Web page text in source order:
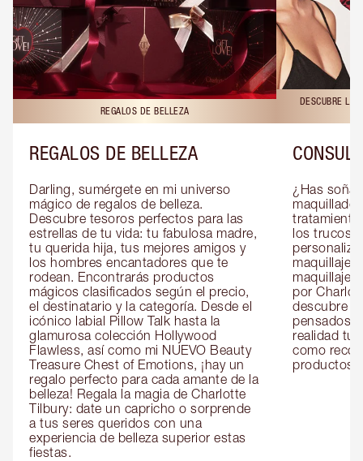
REGALOS DE BELLEZA
REGALOS DE BELLEZA
Darling, sumérgete en mi universo
mágico de regalos de belleza.
Descubre tesoros perfectos para las
estrellas de tu vida: tu fabulosa madre,
tu querida hija, tus mejores amigos y
los hombres encantadores que te
rodean. Encontrarás productos
mágicos clasificados según el precio,
el destinatario y la categoría. Desde el
icónico labial Pillow Talk hasta la
glamurosa colección Hollywood
Flawless, así como mi NUEVO Beauty
Treasure Chest of Emotions, ¡hay un
regalo perfecto para cada amante de la
belleza! Regala la magia de Charlotte
Tilbury: date un capricho o sorprende
a tus seres queridos con una
experiencia de belleza superior estas
fiestas.
DESCUBRE
¿Has
los
maquillaje
maquillaje
por
descubre
pensados
realidad
como
productos